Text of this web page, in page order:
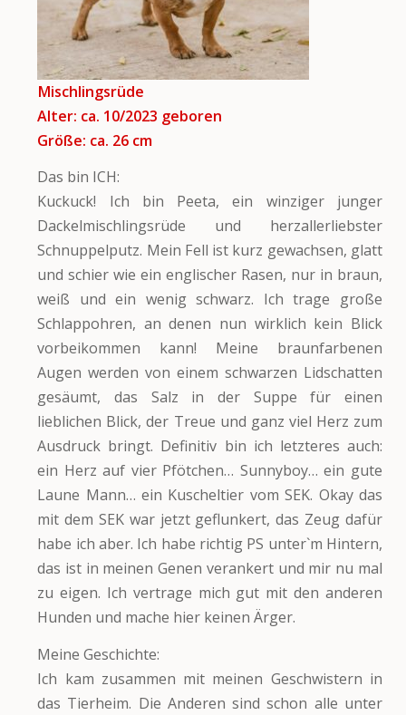
Mischlingsrüde
Alter: ca. 10/2023 geboren
Größe: ca. 26 cm
Das bin ICH:
Kuckuck! Ich bin Peeta, ein winziger junger
Dackelmischlingsrüde und herzallerliebster
Schnuppelputz. Mein Fell ist kurz gewachsen, glatt
und schier wie ein englischer Rasen, nur in braun,
weiß und ein wenig schwarz. Ich trage große
Schlappohren, an denen nun wirklich kein Blick
vorbeikommen kann! Meine braunfarbenen
Augen werden von einem schwarzen Lidschatten
gesäumt, das Salz in der Suppe für einen
lieblichen Blick, der Treue und ganz viel Herz zum
Ausdruck bringt. Definitiv bin ich letzteres auch:
ein Herz auf vier Pfötchen… Sunnyboy… ein gute
Laune Mann… ein Kuscheltier vom SEK. Okay das
mit dem SEK war jetzt geflunkert, das Zeug dafür
habe ich aber. Ich habe richtig PS unter`m Hintern,
das ist in meinen Genen verankert und mir nu mal
zu eigen. Ich vertrage mich gut mit den anderen
Hunden und mache hier keinen Ärger.
Meine Geschichte:
Ich kam zusammen mit meinen Geschwistern in
das Tierheim. Die Anderen sind schon alle unter